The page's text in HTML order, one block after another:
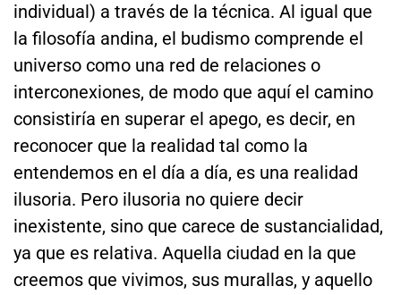
individual) a través de la técnica. Al igual que
la filosofía andina, el budismo comprende el
universo como una red de relaciones o
interconexiones, de modo que aquí el camino
consistiría en superar el apego, es decir, en
reconocer que la realidad tal como la
entendemos en el día a día, es una realidad
ilusoria. Pero ilusoria no quiere decir
inexistente, sino que carece de sustancialidad,
ya que es relativa. Aquella ciudad en la que
creemos que vivimos, sus murallas, y aquello